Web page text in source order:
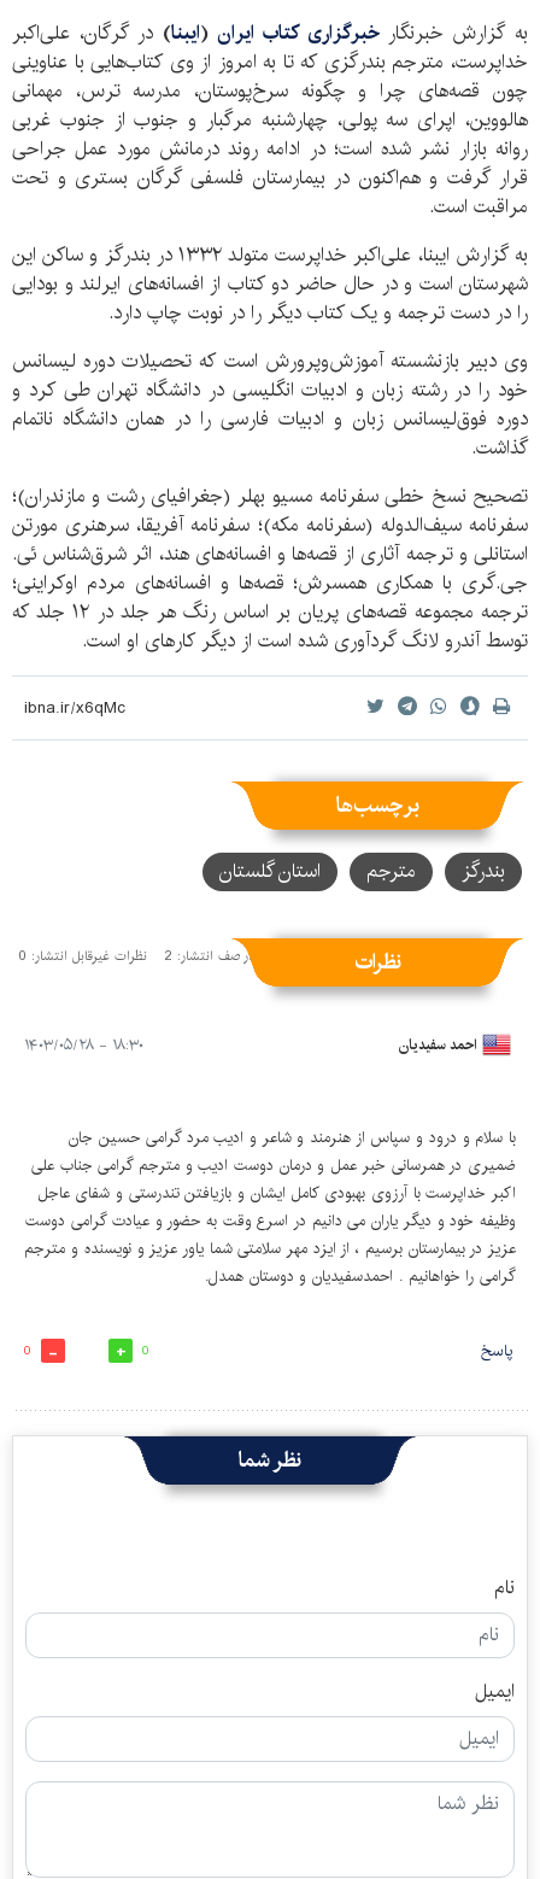
به گزارش خبرنگار خبرگزاری کتاب ایران (ایبنا) در گرگان، علی‌اکبر
خداپرست، مترجم بندرگزی که تا به امروز از وی کتاب‌هایی با عناوینی
چون قصه‌های چرا و چگونه سرخ‌پوستان، مدرسه ترس، مهمانی
هالووین، اپرای سه پولی، چهارشنبه مرگبار و جنوب از جنوب غربی
روانه بازار نشر شده است؛ در ادامه روند درمانش مورد عمل جراحی
قرار گرفت و هم‌اکنون در بیمارستان فلسفی گرگان بستری و تحت
مراقبت است.
به گزارش ایبنا، علی‌اکبر خداپرست متولد ۱۳۳۲ در بندرگز و ساکن این
شهرستان است و در حال حاضر دو کتاب از افسانه‌های ایرلند و بودایی
را در دست ترجمه و یک کتاب دیگر را در نوبت چاپ دارد.
وی دبیر بازنشسته آموزش‌وپرورش است که تحصیلات دوره لیسانس
خود را در رشته زبان و ادبیات انگلیسی در دانشگاه تهران طی کرد و
دوره فوق‌لیسانس زبان و ادبیات فارسی را در همان دانشگاه ناتمام
گذاشت.
تصحیح نسخ خطی سفرنامه مسیو بهلر (جغرافیای رشت و مازندران)؛
سفرنامه سیف‌الدوله (سفرنامه مکه)؛ سفرنامه آفریقا، سرهنری مورتن
استانلی و ترجمه آثاری از قصه‌ها و افسانه‌های هند، اثر شرق‌شناس ئی.
جی.گری با همکاری همسرش؛ قصه‌ها و افسانه‌های مردم اوکراینی؛
ترجمه مجموعه قصه‌های پریان بر اساس رنگ هر جلد در ۱۲ جلد که
توسط آندرو لانگ گردآوری شده است از دیگر کارهای او است.
برچسب‌ها
بندرگز مترجم استان گلستان
نظرات
نظرات منتشر شده: 1 نظرات در صف انتشار: 2 نظرات غیرقابل انتشار: 0
احمد سفیدیان ۱۸:۳۰ - ۱۴۰۳/۰۵/۲۸
با سلام و درود و سپاس از هنرمند و شاعر و ادیب مرد گرامی حسین جان
ضمیری در همرسانی خبر عمل و درمان دوست ادیب و مترجم گرامی جناب علی
اکبر خداپرست با آرزوی بهبودی کامل ایشان و بازیافتن تندرستی و شفای عاجل
وظیفه خود و دیگر یاران می دانیم در اسرع وقت به حضور و عیادت گرامی دوست
عزیز در بیمارستان برسیم ، از ایزد مهر سلامتی شما یاور عزیز و نویسنده و مترجم
گرامی را خواهانیم . احمدسفیدیان و دوستان همدل.
پاسخ 0
0
نظر شما
نام
ایمیل